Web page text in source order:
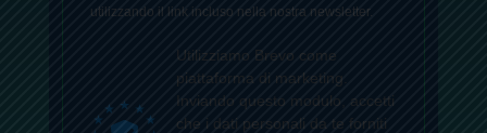
utilizzando il link incluso nella nostra newsletter.
Utilizziamo Brevo come
piattaforma di marketing.
Inviando questo modulo, accetti
che i dati personali da te forniti